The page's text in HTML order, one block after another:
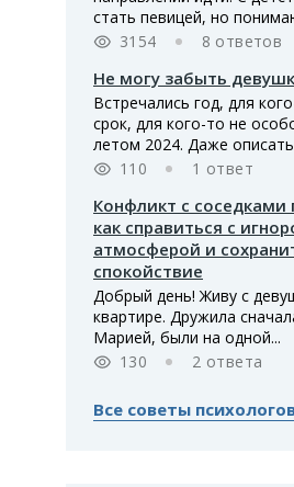
стать певицей, но
3154
8 ответов
Не могу забыть
Встречались год, для
срок, для кого-то не
летом 2024. Даже
110
1 ответ
Конфликт с соседками
как справиться с
атмосферой и
спокойствие
Добрый день! Живу с
квартире. Дружила
Марией, были на одной...
130
2 ответа
Все советы